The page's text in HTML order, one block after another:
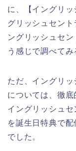
に、【イングリ
グリッシュセン
ングリッシュセ
う感じで調べてみ
ただ、イングリ
については、徹底
イングリッシュ
を誕生日特典で
でした。